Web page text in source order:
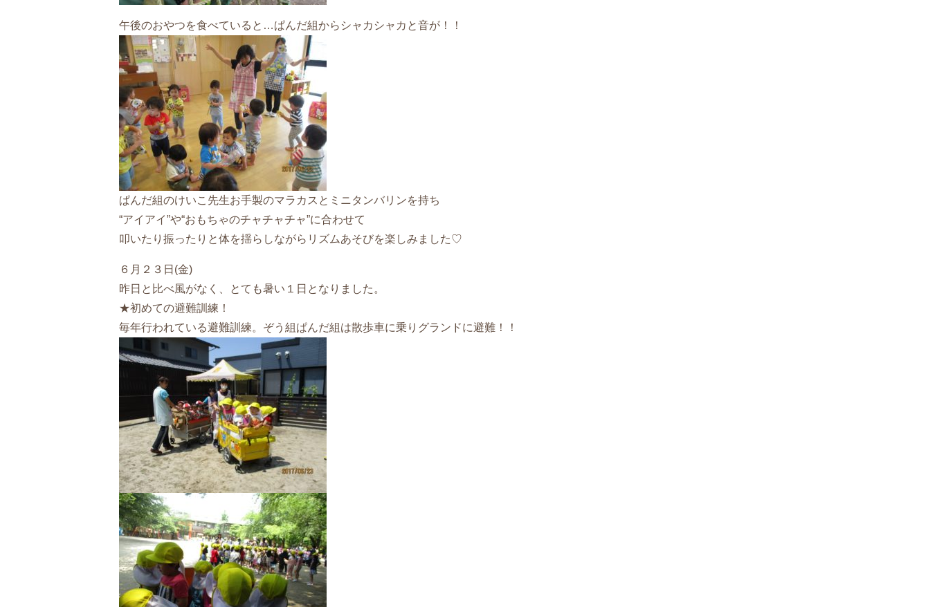
午後のおやつを食べていると…ぱんだ組からシャカシャカと音が！！
ぱんだ組のけいこ先生お手製のマラカスとミニタンバリンを持ち
“アイアイ”や“おもちゃのチャチャチャ”に合わせて
叩いたり振ったりと体を揺らしながらリズムあそびを楽しみました♡
６月２３日(金)
昨日と比べ風がなく、とても暑い１日となりました。
★初めての避難訓練！
毎年行われている避難訓練。ぞう組ぱんだ組は散歩車に乗りグランドに避難！！